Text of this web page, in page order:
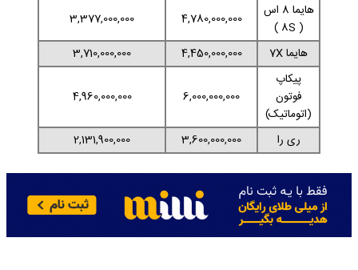
هایما 8 اس
( 8S )
4,780,000,000
3,377,000,000
هایما 7X
4,450,000,000
3,710,000,000
پیکاپ
فوتون
(اتوماتیک)
6,000,000,000
4,960,000,000
ری را 3,600,000,000
2,131,900,000